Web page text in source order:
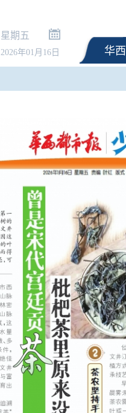
星期五
2026年01月16日 华
特朗普签署针对出生公
政令 将严厉打击“生育旅